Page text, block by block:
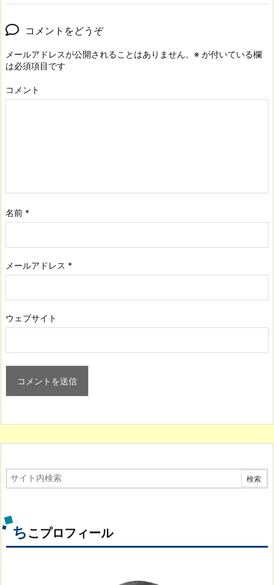
コメントをどうぞ
メールアドレスが公開されることはありません。 ※ が付いている欄
は必須項目です
コメント
名前 *
メールアドレス *
ウェブサイト
ち こプロフィール